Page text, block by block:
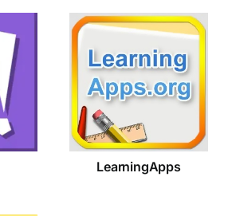
LearningApps
LearningApps